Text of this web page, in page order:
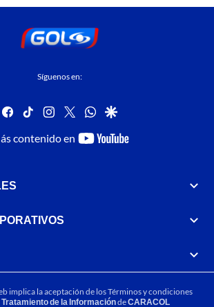
Síguenos en:
facebook
tiktok instagram
twitterwhatsapp
google
contenido en
youtube-
implica la aceptación de losTérminos y condiciones
de la InformacióndeCARACOL